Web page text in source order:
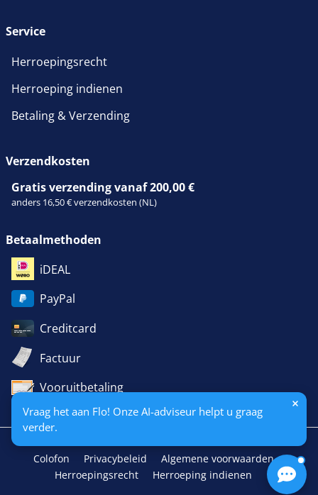
Vraag het aan Flo! Onze AI-adviseur helpt u graag
verder.
Service
Herroepingsrecht
Herroeping indienen
Betaling & Verzending
Verzendkosten
Gratis verzending vanaf 200,00 €
anders 16,50 € verzendkosten (NL)
Betaalmethoden
iDEAL
PayPal
Creditcard
Factuur
Vooruitbetaling
Colofon Privacybeleid
Algemene voorwaarden
Herroepingsrecht
Herroeping indienen